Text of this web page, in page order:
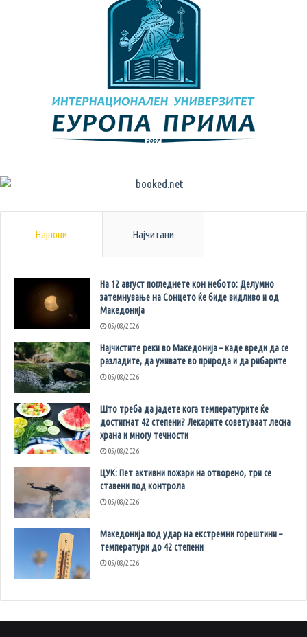
Најнови Најчитани
На 12 август погледнете кон небото: Делумно
затемнување на Сонцето ќе биде видливо и од
Македонија
05/08/2026
Најчистите реки во Македонија – каде вреди да се
разладите, да уживате во природа и да рибарите
05/08/2026
Што треба да јадете кога температурите ќе
достигнат 42 степени? Лекарите советуваат лесна
храна и многу течности
05/08/2026
ЦУК: Пет активни пожари на отворено, три се
ставени под контрола
05/08/2026
Македонија под удар на екстремни горештини –
температури до 42 степени
05/08/2026